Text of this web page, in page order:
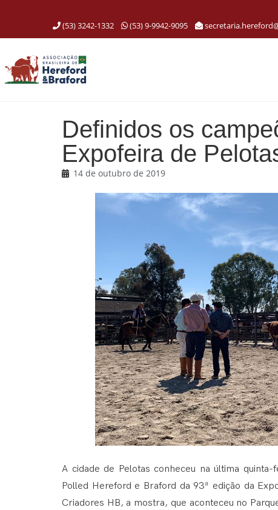
(53) 3242-1332 (53) 9-9942-9095
Definidos os
Expofeira de
14 de outubro de 2019
A cidade de Pelotas conheceu na última
Polled Hereford e Braford da 93ª edição da
Criadores HB, a mostra, que aconteceu no